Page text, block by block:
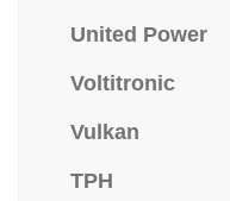
United Power
Voltitronic
Vulkan
TPH